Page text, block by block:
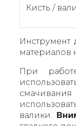
Кисть /
Инструмент
материалов
При
смачивания
валики.